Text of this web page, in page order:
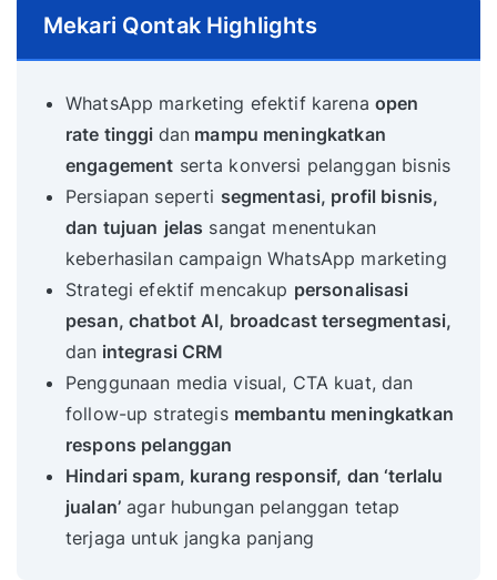
Mekari Qontak Highlights
WhatsApp marketing efektif karena open
rate tinggi dan mampu meningkatkan
engagement serta konversi pelanggan bisnis
Persiapan seperti segmentasi, profil bisnis,
dan tujuan jelas sangat menentukan
keberhasilan campaign WhatsApp marketing
Strategi efektif mencakup personalisasi
pesan, chatbot AI, broadcast tersegmentasi,
dan integrasi CRM
Penggunaan media visual, CTA kuat, dan
follow-up strategis membantu meningkatkan
respons pelanggan
Hindari spam, kurang responsif, dan ‘terlalu
jualan’ agar hubungan pelanggan tetap
terjaga untuk jangka panjang